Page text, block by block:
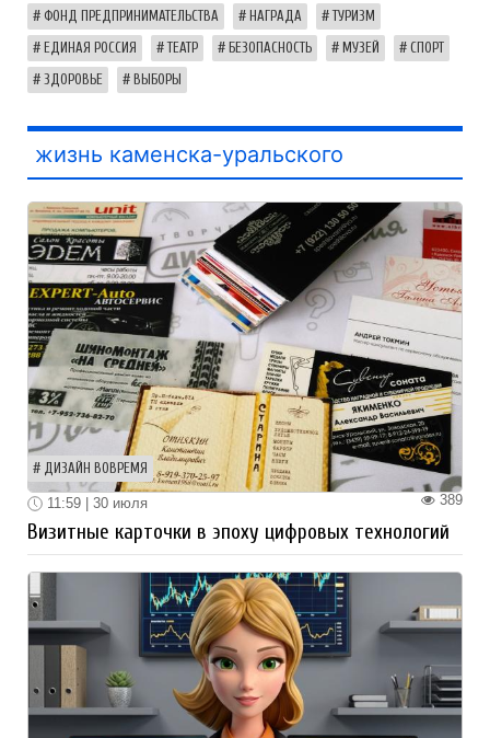
ФОНД ПРЕДПРИНИМАТЕЛЬСТВА НАГРАДА ТУРИЗМ
ЕДИНАЯ РОССИЯ ТЕАТР БЕЗОПАСНОСТЬ МУЗЕЙ СПОРТ
ЗДОРОВЬЕ ВЫБОРЫ
жизнь каменска-уральского
ДИЗАЙН ВОВРЕМЯ
389
11:59 | 30 июля
Визитные карточки в эпоху цифровых технологий